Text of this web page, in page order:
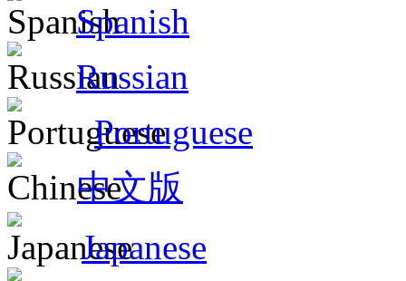
Spanish
Russian
Portuguese
中文版
Japanese